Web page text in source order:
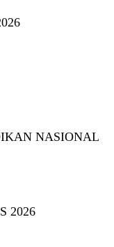
NASIONAL
2026